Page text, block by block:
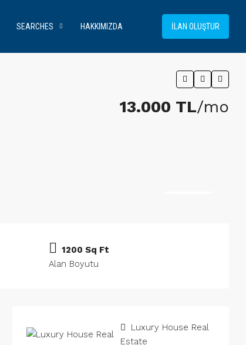
SEARCHES HAKKIMIZDA İLAN OLUŞTUR
13.000 TL/mo
1200 Sq Ft
Alan Boyutu
Luxury House Real
Estate